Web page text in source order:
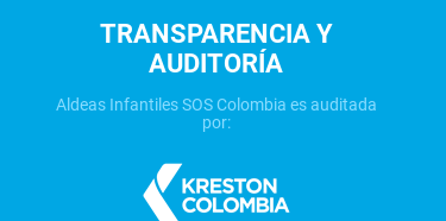
TRANSPARENCIA Y
AUDITORÍA
Aldeas Infantiles SOS Colombia es auditada
por: